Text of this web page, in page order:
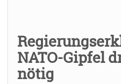
NATO-Gipfel
nötig